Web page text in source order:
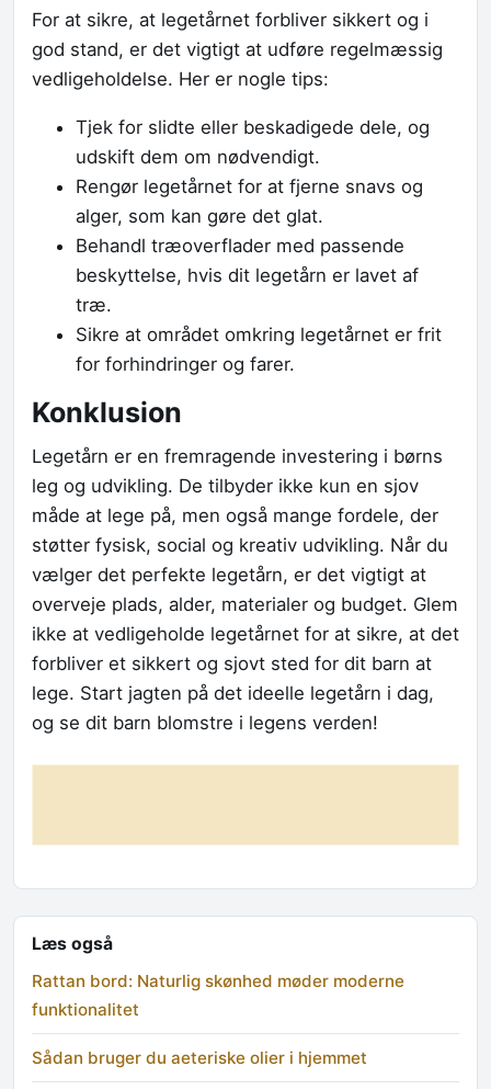
For at sikre, at legetårnet forbliver sikkert og i
god stand, er det vigtigt at udføre regelmæssig
vedligeholdelse. Her er nogle tips:
Tjek for slidte eller beskadigede dele, og
udskift dem om nødvendigt.
Rengør legetårnet for at fjerne snavs og
alger, som kan gøre det glat.
Behandl træoverflader med passende
beskyttelse, hvis dit legetårn er lavet af
træ.
Sikre at området omkring legetårnet er frit
for forhindringer og farer.
Konklusion
Legetårn er en fremragende investering i børns
leg og udvikling. De tilbyder ikke kun en sjov
måde at lege på, men også mange fordele, der
støtter fysisk, social og kreativ udvikling. Når du
vælger det perfekte legetårn, er det vigtigt at
overveje plads, alder, materialer og budget. Glem
ikke at vedligeholde legetårnet for at sikre, at det
forbliver et sikkert og sjovt sted for dit barn at
lege. Start jagten på det ideelle legetårn i dag,
og se dit barn blomstre i legens verden!
Læs også
Rattan bord: Naturlig skønhed møder moderne
funktionalitet
Sådan bruger du aeteriske olier i hjemmet